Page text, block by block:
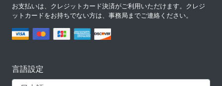
お支払いは、クレジットカード決済がご利用いただけます。クレジ
ットカードをお持ちでない方は、事務局までご連絡ください。
言語設定